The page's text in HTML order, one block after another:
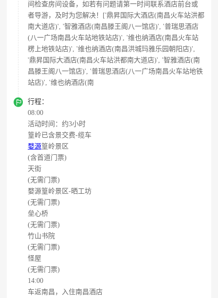
间检查房间设备，如若有问题请第一时间联系酒店前台或
者导游，及时为您解决！['鼎昇国际大酒店(南昌火车站洪都
南大道店)', '智雅酒店(南昌滕王阁八一馆店)', '普瑞思酒店
(八一广场南昌火车站地铁站店)', '维也纳酒店(南昌火车站
楞上地铁站店)', '维也纳酒店(南昌洪城玛雅乐园朝阳店)',
'鼎昇国际大酒店(南昌火车站洪都南大道店)', '智雅酒店(南
昌滕王阁八一馆店)', '普瑞思酒店(八一广场南昌火车站地铁
站店)', '维也纳酒店(南

行程：
08:00
活动时间：约3小时
篁岭已含景交费-缆车
婺源篁岭景区
(含首道门票)
天街
(无需门票)
婺源篁岭景区-晒工坊
(无需门票)
垒心桥
(无需门票)
竹山书院
(无需门票)
怪屋
(无需门票)
14:00
车返南昌，入住南昌酒店